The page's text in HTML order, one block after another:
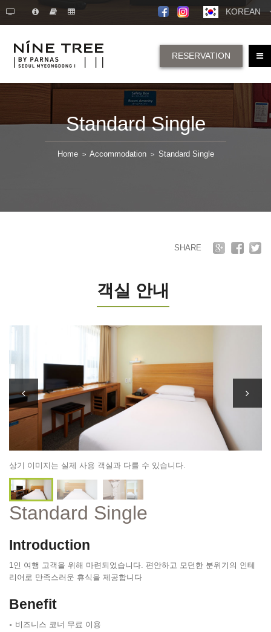
KOREAN
RESERVATION
Standard Single
Home > Accommodation > Standard Single
SHARE
객실 안내
상기 이미지는 실제 사용 객실과 다를 수 있습니다.
Standard Single
Introduction
1인 여행 고객을 위해 마련되었습니다. 편안하고 모던한 분위기의 인테
리어로 만족스러운 휴식을 제공합니다
Benefit
비즈니스 코너 무료 이용